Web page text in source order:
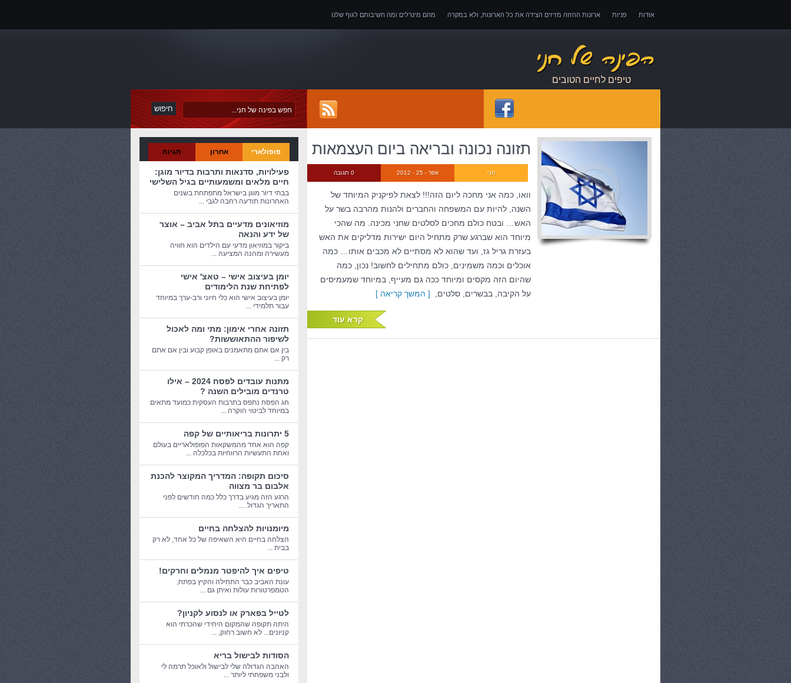
אודות פניות ארונות ההזזה מזיזים הצידה את כל הארונות, ולא במקרה מהם מינרלים ומה חשיבותם לגוף שלנו
אובדן כושר עבודה – כיצד לממש זכויות במקרה של אובדן כושר עבודה
טיפים לחיים הטובים
תזונה נכונה ובריאה ביום העצמאות
0 תגובה אפר - 25 - 2012 חני
וואו, כמה אני מחכה ליום הזה!!! לצאת לפיקניק המיוחד של
השנה, להיות עם המשפחה והחברים ולהנות מהרבה בשר על
האש… ובטח כולם מחכים לסלטים שחני מכינה. מה שהכי
מיוחד הוא שברגע שרק מתחיל היום ישירות מדליקים את האש
בעזרת גריל גז, ועד שהוא לא מסתיים לא מכבים אותו… כמה
אוכלים וכמה משמינים, כולם מתחילים לחשוב! נכון, כמה
שהיום הזה מקסים ומיוחד ככה גם מעייף, במיוחד שמעמיסים
על הקיבה, בבשרים, סלטים,
[ המשך קריאה ]
קרא עוד
פופולארי אחרון תגיות
פעילויות, סדנאות ותרבות בדיור מוגן:
חיים מלאים ומשמעותיים בגיל השלישי
בבתי דיור מוגן בישראל מתפתחת בשנים
האחרונות תודעה רחבה לגבי ...
מוזיאונים מדעיים בתל אביב – אוצר
של ידע והנאה
ביקור במוזיאון מדעי עם הילדים הוא חוויה
מעשירה ומהנה המציעה ...
יומן בעיצוב אישי – טאצ' אישי
לפתיחת שנת הלימודים
יומן בעיצוב אישי הוא כלי חיוני ורב-ערך במיוחד
עבור תלמידי ...
תזונה אחרי אימון: מתי ומה לאכול
לשיפור ההתאוששות?
בין אם אתם מתאמנים באופן קבוע ובין אם אתם
רק ...
מתנות עובדים לפסח 2024 – אילו
טרנדים מובילים השנה ?
חג הפסח נתפס בתרבות העסקית כמועד מתאים
במיוחד לביטוי הוקרה ...
5 יתרונות בריאותיים של קפה
קפה הוא אחד מהמשקאות הפופולאריים בעולם
ואחת התעשיות הרווחיות בכלכלה ...
סיכום תקופה: המדריך המקוצר להכנת
אלבום בר מצווה
הרגע הזה מגיע בדרך כלל כמה חודשים לפני
התאריך הגדול. ...
מיומנויות להצלחה בחיים
הצלחה בחיים היא השאיפה של כל אחד, לא רק
בבית ...
טיפים איך להיפטר מנמלים וחרקים!
עונת האביב כבר התחילה והקיץ בפתח,
הטמפרטורות עולות ואיתן גם ...
לטייל בפארק או לנסוע לקניון?
היתה תקופה שהמקום היחידי שהכרתי הוא
קניונים... לא חשוב רחוק, ...
הסודות לבישול בריא
האהבה הגדולה שלי לבישול ולאוכל תרמה לי
ולבני משפחתי ליותר ...